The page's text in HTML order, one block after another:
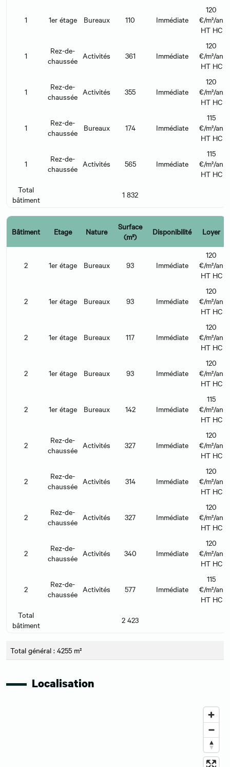
1 1er étage Bureaux 110 Immédiate
120
€/m²/an
HT HC
1
Rez-de-
chaussée Activités 361 Immédiate
120
€/m²/an
HT HC
1
Rez-de-
chaussée Activités 355 Immédiate
120
€/m²/an
HT HC
1
Rez-de-
chaussée
Bureaux 174 Immédiate
115
€/m²/an
HT HC
1
Rez-de-
chaussée Activités 565 Immédiate
115
€/m²/an
HT HC
Total
bâtiment
1 832
Bâtiment Etage Nature
Surface
(m²)
Disponibilité Loyer
2 1er étage Bureaux 93 Immédiate
120
€/m²/an
HT HC
2 1er étage Bureaux 93 Immédiate
120
€/m²/an
HT HC
2 1er étage Bureaux 117 Immédiate
120
€/m²/an
HT HC
2 1er étage Bureaux 93 Immédiate
120
€/m²/an
HT HC
2 1er étage Bureaux 142 Immédiate
115
€/m²/an
HT HC
2
Rez-de-
chaussée Activités 327 Immédiate
120
€/m²/an
HT HC
2
Rez-de-
chaussée Activités 314 Immédiate
120
€/m²/an
HT HC
2
Rez-de-
chaussée Activités 327 Immédiate
120
€/m²/an
HT HC
2
Rez-de-
chaussée Activités 340 Immédiate
120
€/m²/an
HT HC
2
Rez-de-
chaussée Activités 577 Immédiate
115
€/m²/an
HT HC
Total
bâtiment
2 423
Total général : 4255 m²
Localisation